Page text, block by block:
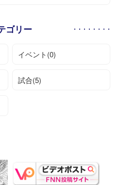
ゴリー
イベント(0)
試合(5)